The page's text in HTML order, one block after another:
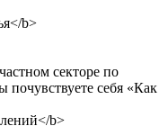
секторе по
себя «Как